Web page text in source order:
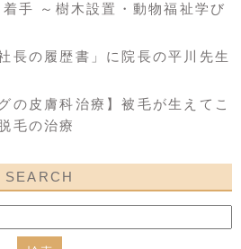
手 ～樹木設置・動物福祉学び
長の履歴書」に院長の平川先生
の皮膚科治療】被毛が生えてこ
毛の治療
SEARCH